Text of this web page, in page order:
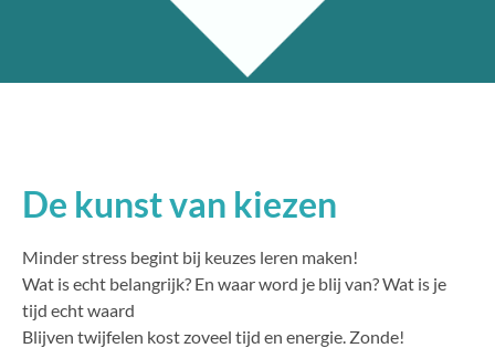
De kunst van kiezen
Minder stress begint bij keuzes leren maken!
Wat is echt belangrijk? En waar word je blij van? Wat is je
tijd echt waard
Blijven twijfelen kost zoveel tijd en energie. Zonde!